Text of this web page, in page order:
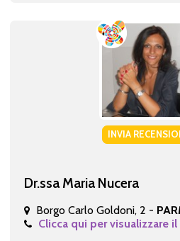
INVIA
Dr.ssa Maria Nucera
Borgo Carlo Goldoni, 2 -
Clicca qui per visualizzare